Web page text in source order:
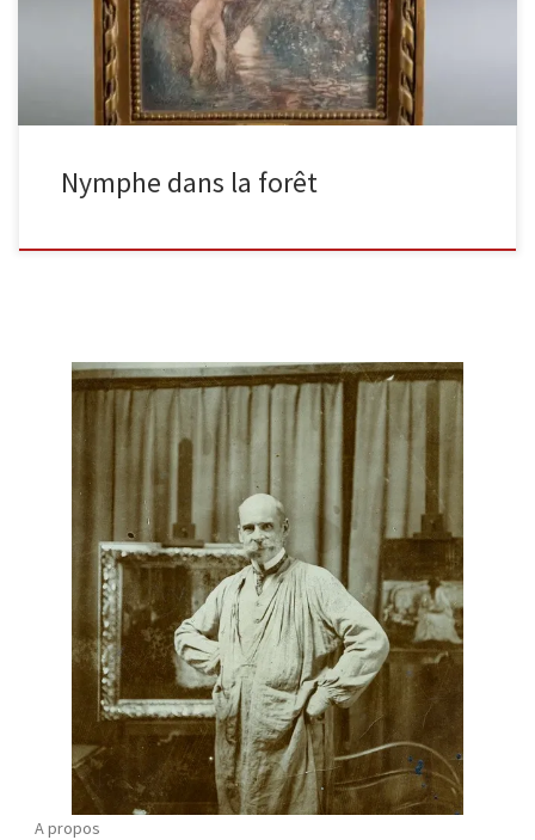
Nymphe dans la forêt
A propos